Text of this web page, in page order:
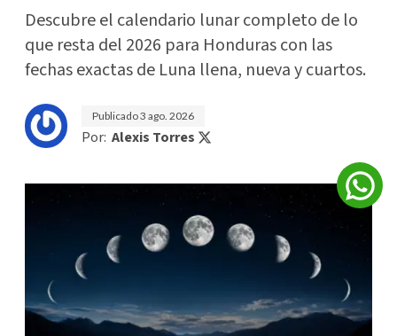
Descubre el calendario lunar completo de lo
que resta del 2026 para Honduras con las
fechas exactas de Luna llena, nueva y cuartos.
Publicado3 ago. 2026
Por: Alexis Torres